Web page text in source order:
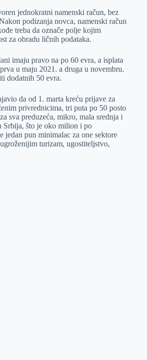
jednokratni namenski račun, bez
podizanja novca, namenski račun
treba da označe polje kojim
za obradu ličnih podataka.
imaju pravo na po 60 evra, a isplata
u maju 2021. a druga u novembru.
dodatnih 50 evra.
da od 1. marta kreću prijave za
privrednicima, tri puta po 50 posto
sva preduzeća, mikro, mala srednja i
Srbija, što je oko milion i po
jedan pun minimalac za one sektore
turizam, ugostiteljstvo,